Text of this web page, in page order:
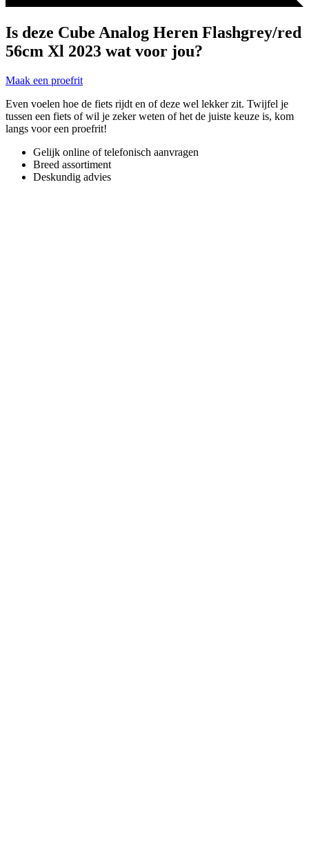
Is deze Cube Analog Heren Flashgrey/red
56cm Xl 2023 wat voor jou?
Maak een proefrit
Even voelen hoe de fiets rijdt en of deze wel lekker zit. Twijfel je
tussen een fiets of wil je zeker weten of het de juiste keuze is, kom
langs voor een proefrit!
Gelijk online of telefonisch aanvragen
Breed assortiment
Deskundig advies